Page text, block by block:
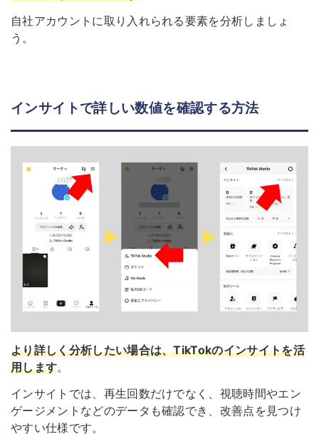
自社アカウントに取り入れられる要素を分析しましょ
う。
インサイトで詳しい数値を確認する方法
より詳しく分析したい場合は、TikTokのインサイトを活
用します。
インサイトでは、再生回数だけでなく、視聴時間やエン
ゲージメントなどのデータも確認でき、改善点を見つけ
やすい仕様です。